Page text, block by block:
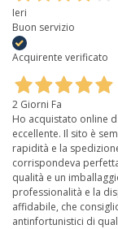
Ieri
Buon servizio
Acquirente verificato
2 Giorni Fa
Ho acquistato online
eccellente. Il sito è
rapidità e la
corrispondeva
qualità e un
professionalità e la
affidabile, che
antinfortunistici di